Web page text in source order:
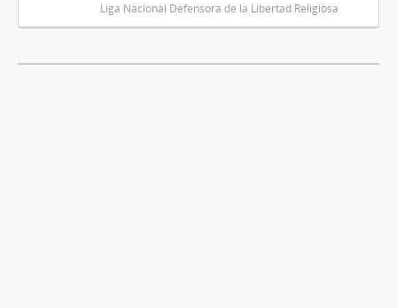
Liga Nacional Defensora de la Libertad Religiosa